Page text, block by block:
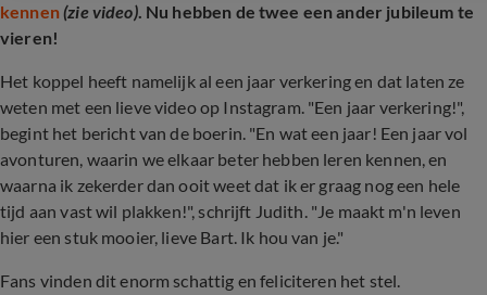
kennen(zie video). Nu hebben de twee een ander jubileum te
vieren!
Het koppel heeft namelijk al een jaar verkering en dat laten ze
weten met een lieve video op Instagram. "Een jaar verkering!",
begint het bericht van de boerin. "En wat een jaar! Een jaar vol
avonturen, waarin we elkaar beter hebben leren kennen, en
waarna ik zekerder dan ooit weet dat ik er graag nog een hele
tijd aan vast wil plakken!", schrijft Judith. "Je maakt m'n leven
hier een stuk mooier, lieve Bart. Ik hou van je."
Fans vinden dit enorm schattig en feliciteren het stel.